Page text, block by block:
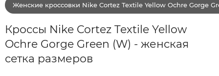
Женские кроссовки Nike Cortez Textile Yellow Ochre Gorge
Кроссы Nike Cortez Textile Yellow
Ochre Gorge Green (W) - женская
сетка размеров